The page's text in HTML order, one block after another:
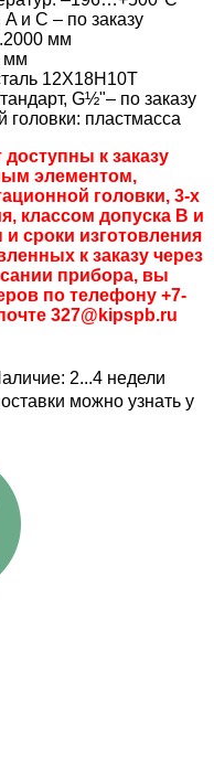
и C – по заказу
мм
мм
12Х18Н10Т
G½"– по заказу
пластмасса
к заказу
элементом,
головки, 3-х
классом допуска B и
сроки изготовления
к заказу через
прибора, вы
по телефону +7-
327@kipspb.ru
2...4 недели
можно узнать у